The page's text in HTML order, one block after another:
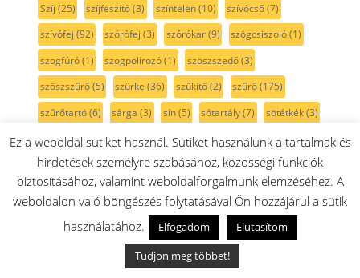
Szíj (25) szíjfeszítő(3) színtelen(10) szívócső(7)
szívófej (92) szórófej (3) szórókar(9) szögcsiszoló(1)
szögfúró(1) szögpolírozó(1) szöszszedő(3)
szöszszűrő(5) szürke (36) szűkítő(2) szűrő(175)
szűrőtartó(6) sárga (3) sín(5) sótartály(7) sötétkék(3)
sövénynyíró(1) sütemény kinyomó(3)
sütési funkcióválasztó(31) sütő(316) sütőajtó(35)
sütőajtó gumi
sütőajtó külső üveg(17)
sütőfunkciókapcsoló(20)
sütő izzó(18) sütőkapcsoló(18)
sütő lámpa(9) sütő programválasztó
Ez a weboldal sütiket használ. Sütiket használunk a tartalmak és
hirdetések személyre szabásához, közösségi funkciók
biztosításához, valamint weboldalforgalmunk elemzéséhez. A
weboldalon való böngészés folytatásával Ön hozzájárul a sütik
használatához.
Elfogadom
Elutasítom
Tudjon meg többet!